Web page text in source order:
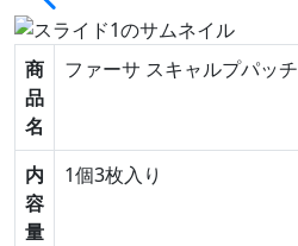
商
品
名
ファーサ スキャルプパッチ
内
容
量
1個3枚入り